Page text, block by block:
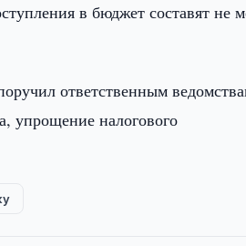
в бюджет составят не
ответственным
упрощение налогового